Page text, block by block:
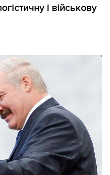
і військову